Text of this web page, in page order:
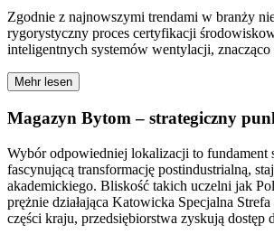
Zgodnie z najnowszymi trendami w branży
rygorystyczny proces certyfikacji
inteligentnych systemów wentylacji,
Mehr lesen
Magazyn Bytom – strategiczny
Wybór odpowiedniej lokalizacji to fundament
fascynującą transformację postindustrialną,
akademickiego. Bliskość takich uczelni jak
prężnie działająca Katowicka Specjalna
części kraju, przedsiębiorstwa zyskują